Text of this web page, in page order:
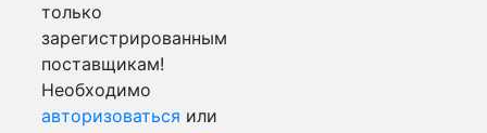
только
зарегистрированным
поставщикам!
Необходимо
авторизоваться или